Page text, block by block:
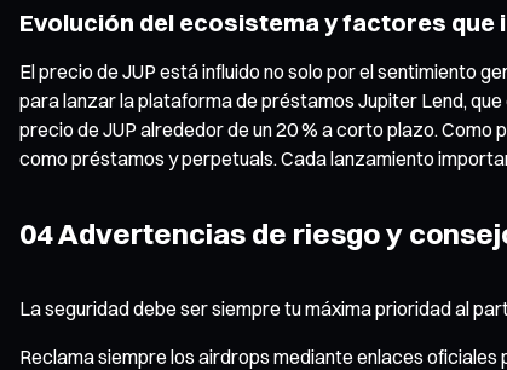
Evolución del ecosistema y factores que
El precio de JUP está influido no solo por el sentimiento
para lanzar la plataforma de préstamos Jupiter Lend,
precio de JUP alrededor de un 20 % a corto plazo.
como préstamos y perpetuals. Cada lanzamiento
04 Advertencias de riesgo y
La seguridad debe ser siempre tu máxima prioridad al
Reclama siempre los airdrops mediante enlaces